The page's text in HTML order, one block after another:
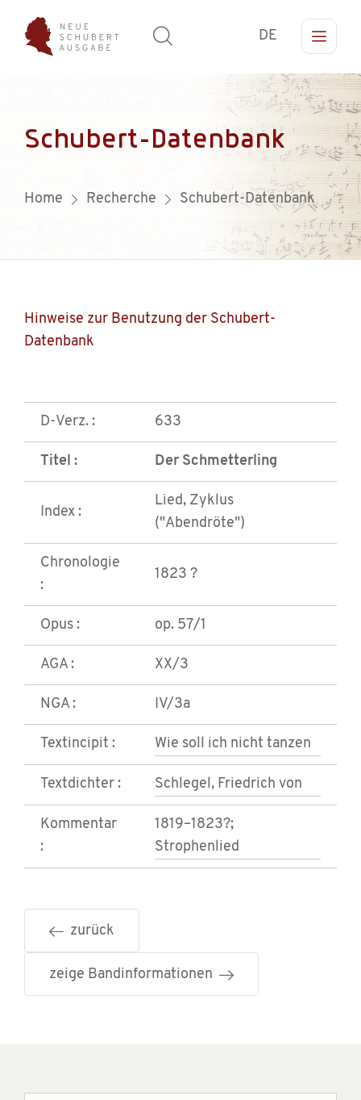
DE
Schubert-Datenbank
Home Recherche Schubert-Datenbank
Hinweise zur Benutzung der Schubert-
Datenbank
D-Verz. : 633
Titel : Der Schmetterling
Index :
Lied, Zyklus
("Abendröte")
Chronologie
:
1823 ?
Opus : op. 57/1
AGA : XX/3
NGA : IV/3a
Textincipit : Wie soll ich nicht tanzen
Textdichter : Schlegel, Friedrich von
Kommentar
:
1819–1823?;
Strophenlied
zurück
zeige Bandinformationen